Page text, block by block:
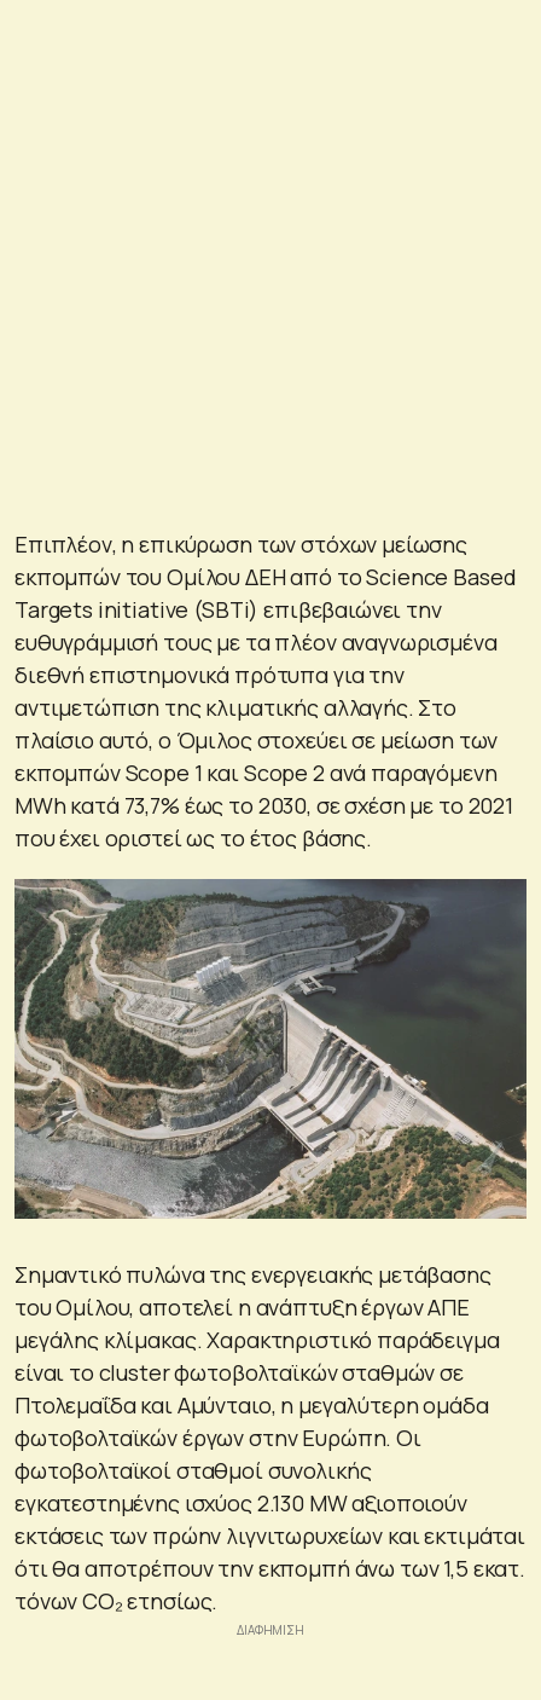
Επιπλέον, η επικύρωση των στόχων μείωσης
εκπομπών του Ομίλου ΔΕΗ από το Science Based
Targets initiative (SBTi) επιβεβαιώνει την
ευθυγράμμισή τους με τα πλέον αναγνωρισμένα
διεθνή επιστημονικά πρότυπα για την
αντιμετώπιση της κλιματικής αλλαγής. Στο
πλαίσιο αυτό, ο Όμιλος στοχεύει σε μείωση των
εκπομπών Scope 1 και Scope 2 ανά παραγόμενη
MWh κατά 73,7% έως το 2030, σε σχέση με το 2021
που έχει οριστεί ως το έτος βάσης.
Σημαντικό πυλώνα της ενεργειακής μετάβασης
του Ομίλου, αποτελεί η ανάπτυξη έργων ΑΠΕ
μεγάλης κλίμακας. Χαρακτηριστικό παράδειγμα
είναι το cluster φωτοβολταϊκών σταθμών σε
Πτολεμαΐδα και Αμύνταιο, η μεγαλύτερη ομάδα
φωτοβολταϊκών έργων στην Ευρώπη. Οι
φωτοβολταϊκοί σταθμοί συνολικής
εγκατεστημένης ισχύος 2.130 MW αξιοποιούν
εκτάσεις των πρώην λιγνιτωρυχείων και εκτιμάται
ότι θα αποτρέπουν την εκπομπή άνω των 1,5 εκατ.
τόνων CO₂ ετησίως.